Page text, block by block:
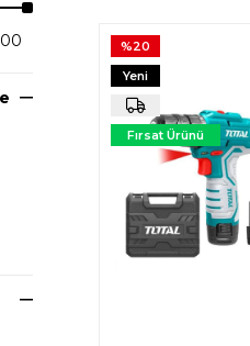
%20
Yeni
Ürün
Fırsat Ürünü